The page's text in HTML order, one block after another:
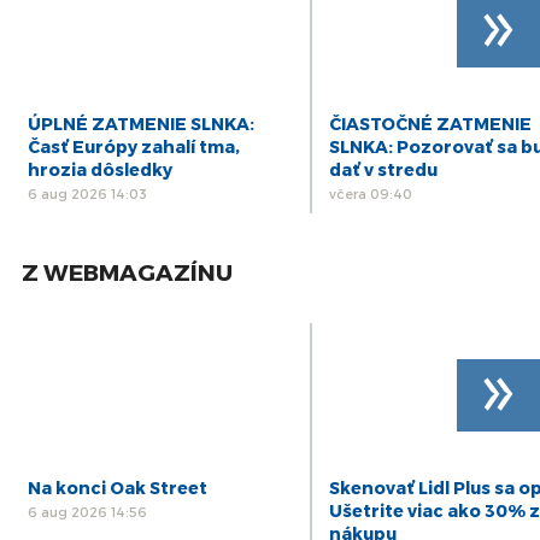
ÚPLNÉ ZATMENIE SLNKA:
Časť Európy zahalí tma,
hrozia dôsledky
6 aug 2026 14:03
ČIASTOČNÉ ZATMENIE
SLNKA: Pozorovať sa
dať v stredu
včera 09:40
»
Z WEBMAGAZÍNU
Na konci Oak Street
6 aug 2026 14:56
Skenovať Lidl Plus sa
Ušetrite viac ako 30% z
nákupu
»